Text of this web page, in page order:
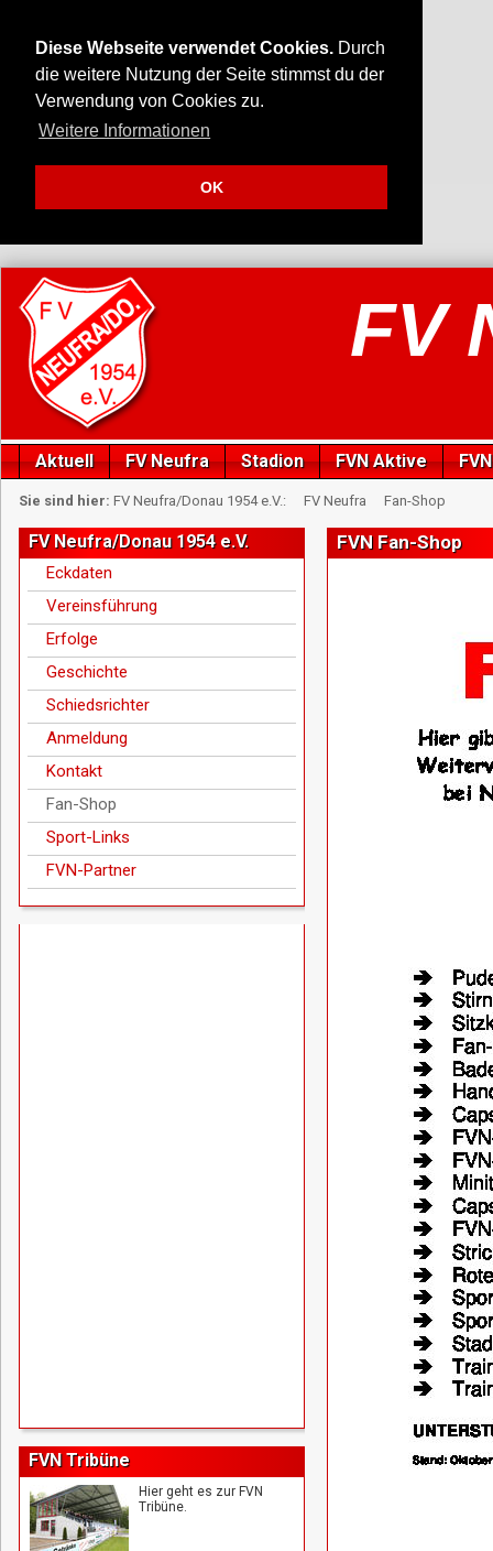
Diese Webseite verwendet Cookies. Durch
die weitere Nutzung der Seite stimmst du der
Verwendung von Cookies zu.
Weitere Informationen
OK
FV
Aktuell FV Neufra Stadion FVN Aktive
Sie sind hier: FV Neufra/Donau 1954 e.V.: FV Neufra Fan-Shop
FV Neufra/Donau 1954 e.V.
Eckdaten
Vereinsführung
Erfolge
Geschichte
Schiedsrichter
Anmeldung
Kontakt
Fan-Shop
Sport-Links
FVN-Partner
FVN Tribüne
Hier geht es zur FVN
Tribüne.
FVN Fan-Shop